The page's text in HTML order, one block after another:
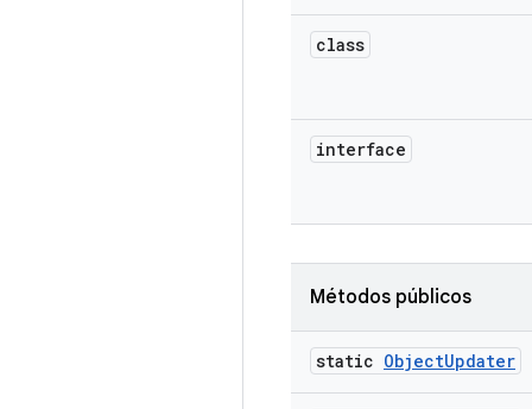
class
interface
Métodos públicos
static ObjectUpdater